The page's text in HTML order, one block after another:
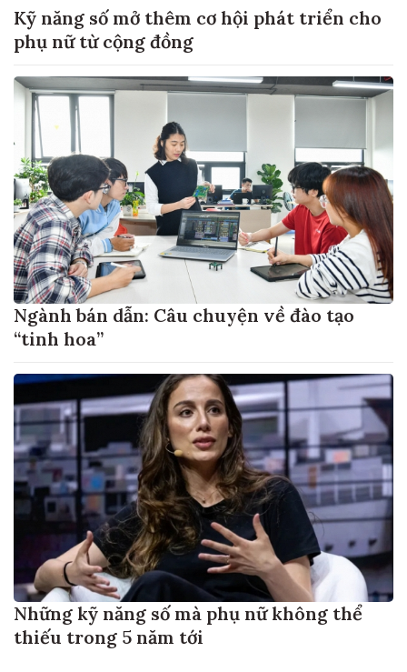
Kỹ năng số mở thêm cơ hội phát triển cho
phụ nữ từ cộng đồng
Ngành bán dẫn: Câu chuyện về đào tạo
“tinh hoa”
Những kỹ năng số mà phụ nữ không thể
thiếu trong 5 năm tới